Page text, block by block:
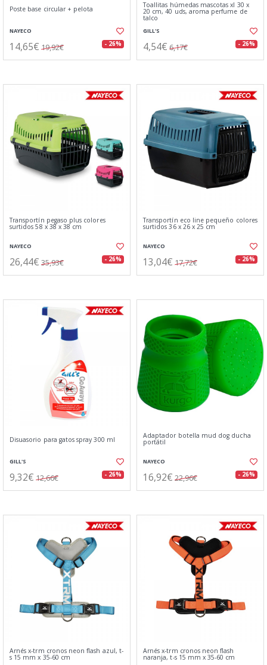
Poste base circular + pelota
NAYECO
14,65€ 19,92€ - 26%
Toallitas húmedas mascotas xl 30 x
20 cm, 40 uds, aroma perfume de
talco
GILL'S
4,54€ 6,17€ - 26%
Transportín pegaso plus colores
surtidos 58 x 38 x 38 cm
NAYECO
26,44€ 35,93€ - 26%
Transportín eco line pequeño colores
surtidos 36 x 26 x 25 cm
NAYECO
13,04€ 17,72€ - 26%
Disuasorio para gatos spray 300 ml
GILL'S
9,32€ 12,66€ - 26%
Adaptador botella mud dog ducha
portátil
NAYECO
16,92€ 22,96€ - 26%
Arnés x-trm cronos neon flash azul, t-
s 15 mm x 35-60 cm
Arnés x-trm cronos neon flash
naranja, t-s 15 mm x 35-60 cm